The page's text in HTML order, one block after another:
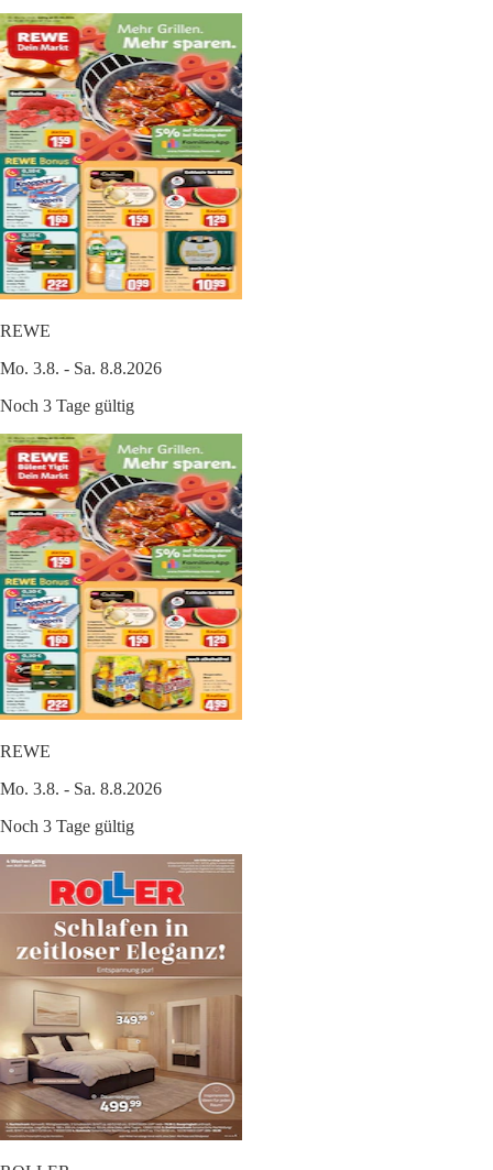
REWE
Mo. 3.8. - Sa. 8.8.2026
Noch 3 Tage gültig
REWE
Mo. 3.8. - Sa. 8.8.2026
Noch 3 Tage gültig